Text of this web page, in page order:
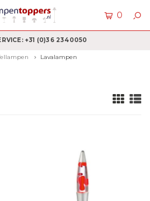
0
+31 (0)36 2340050
Lavalampen